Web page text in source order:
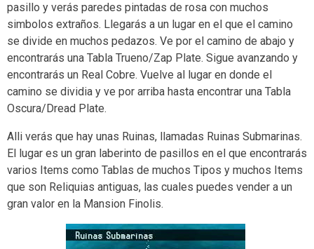
pasillo y verás paredes pintadas de rosa con muchos
simbolos extraños. Llegarás a un lugar en el que el camino
se divide en muchos pedazos. Ve por el camino de abajo y
encontrarás una Tabla Trueno/Zap Plate. Sigue avanzando y
encontrarás un Real Cobre. Vuelve al lugar en donde el
camino se dividia y ve por arriba hasta encontrar una Tabla
Oscura/Dread Plate.
Alli verás que hay unas Ruinas, llamadas Ruinas Submarinas.
El lugar es un gran laberinto de pasillos en el que encontrarás
varios Items como Tablas de muchos Tipos y muchos Items
que son Reliquias antiguas, las cuales puedes vender a un
gran valor en la Mansion Finolis.